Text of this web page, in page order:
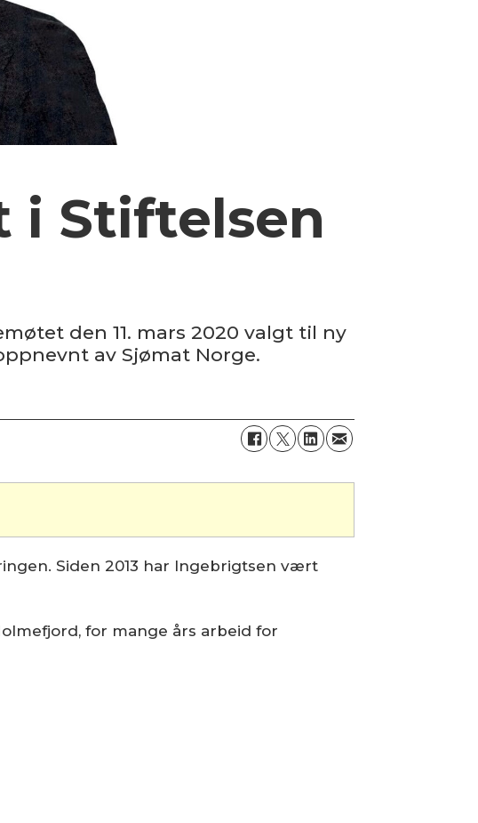
i Stiftelsen
den 11. mars 2020 valgt til ny
av Sjømat Norge.
Siden 2013 har Ingebrigtsen vært
for mange års arbeid for